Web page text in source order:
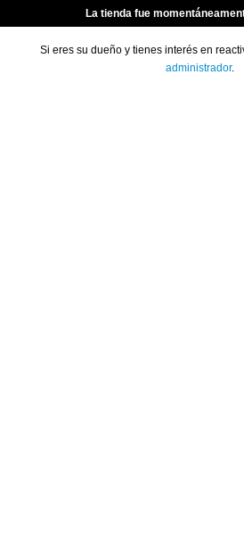
La tienda fue
Si eres su dueño y tienes interés en
administrador.